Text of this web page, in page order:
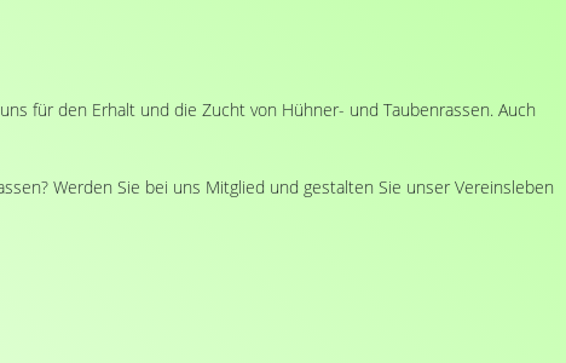
für den Erhalt und die Zucht von Hühner- und Taubenrassen. Auch
Werden Sie bei uns Mitglied und gestalten Sie unser Vereinsleben